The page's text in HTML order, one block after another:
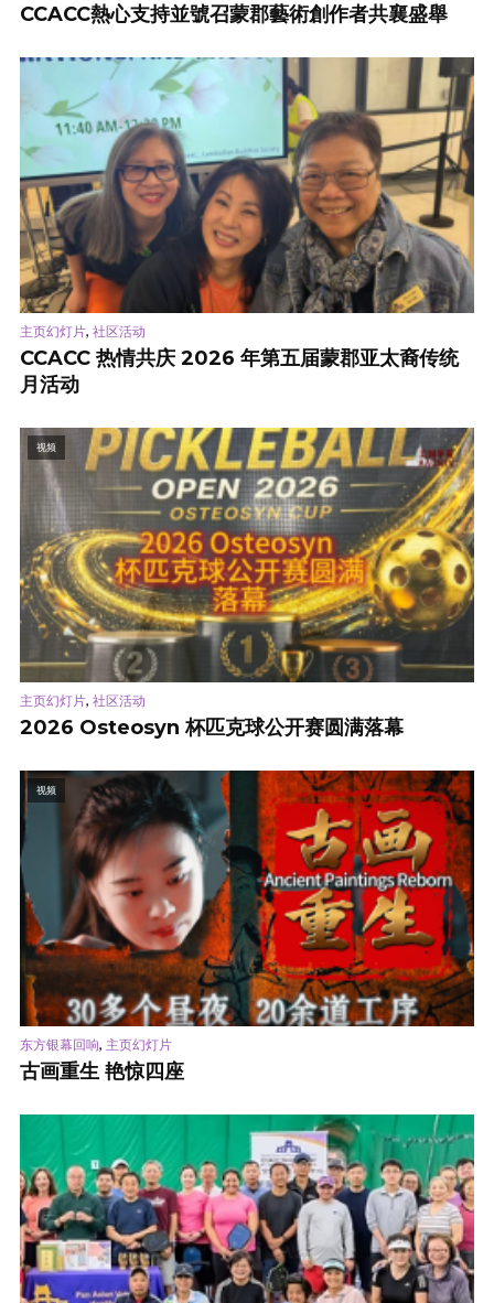
CCACC熱心支持並號召蒙郡藝術創作者共襄盛舉
主页幻灯片, 社区活动
CCACC 热情共庆 2026 年第五届蒙郡亚太裔传统
月活动
视频
主页幻灯片, 社区活动
2026 Osteosyn 杯匹克球公开赛圆满落幕
视频
东方银幕回响, 主页幻灯片
古画重生 艳惊四座